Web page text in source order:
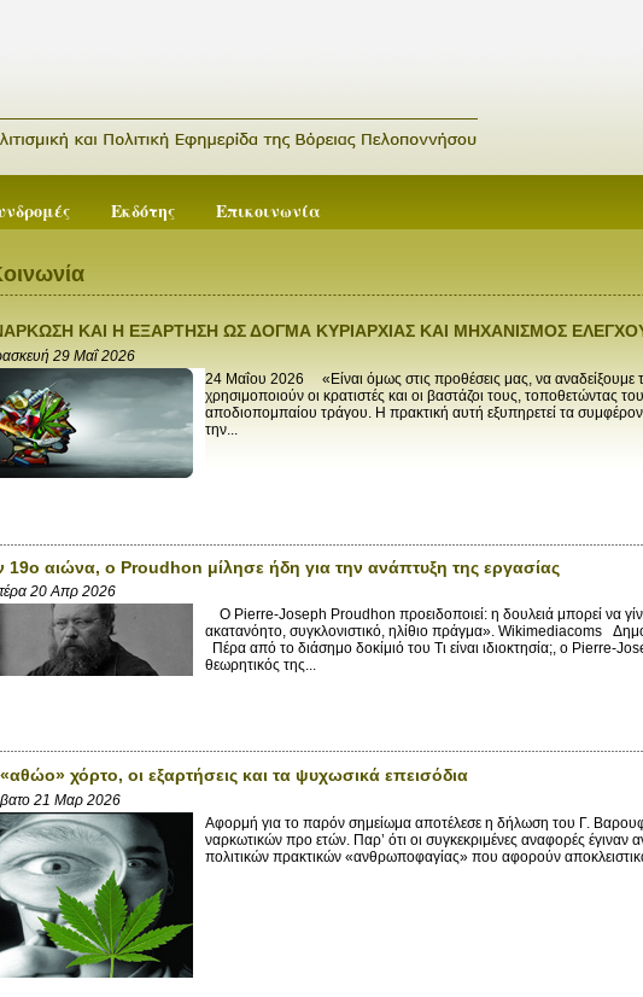
Εκδότης Επικοινωνία
ΚΑΙ Η ΕΞΑΡΤΗΣΗ ΩΣ ΔΟΓΜΑ ΚΥΡΙΑΡΧΙΑΣ ΚΑΙ ΜΗΧΑΝΙΣΜΟΣ
29 Μαΐ 2026
24 Μαΐου 2026 «Είναι όμως στις προθέσεις μας, να αναδείξουμε
χρησιμοποιούν οι κρατιστές και οι βαστάζοι τους, τοποθετώντας
αποδιοπομπαίου τράγου. Η πρακτική αυτή εξυπηρετεί τα
την...
19ο αιώνα, ο Proudhon μίλησε ήδη για την ανάπτυξη της εργασίας
20 Απρ 2026
Ο Pierre-Joseph Proudhon προειδοποιεί: η δουλειά μπορεί να
ακατανόητο, συγκλονιστικό, ηλίθιο πράγμα». Wikimediacoms
Πέρα από το διάσημο δοκίμιό του Τι είναι ιδιοκτησία;, ο Pierre-
θεωρητικός της...
χόρτο, οι εξαρτήσεις και τα ψυχωσικά επεισόδια
21 Μαρ 2026
Αφορμή για το παρόν σημείωμα αποτέλεσε η δήλωση του Γ.
ναρκωτικών προ ετών. Παρ’ ότι οι συγκεκριμένες αναφορές έγιναν
πολιτικών πρακτικών «ανθρωποφαγίας» που αφορούν